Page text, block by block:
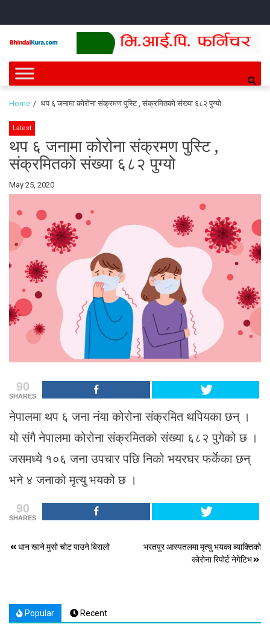
Bhindai Kura
News and entertainment.
Home थप ६ जनामा कोरोना संक्रमण पुस्टि , संक्रमितको संख्या ६८२ पुग्यो
Latest
थप ६ जनामा कोरोना संक्रमण पुस्टि ,
संक्रमितको संख्या ६८२ पुग्यो
By
Bhindai
Kura
May 25, 2020
90
SHARES
नेपालमा थप ६ जना नंया कोरोना संक्रमित थपियका छन् ।
यो संगै नेपालमा कोरोना संक्रमितको संख्या ६८२ पुगेको छ ।
जसमध्ये १०६ जना उपचार पछि निको भयरघर फर्केका छन्
भने ४ जनाको मृत्यु भयको छ ।
90
SHARES
Post
धान खाने मुसो चोट पाउने बिरालो
भरतपुर आस्पतलमा मृत्यु भयका ब्याक्तिको
कोरोना रिपोर्ट नेगेटिभ
Popular Recent